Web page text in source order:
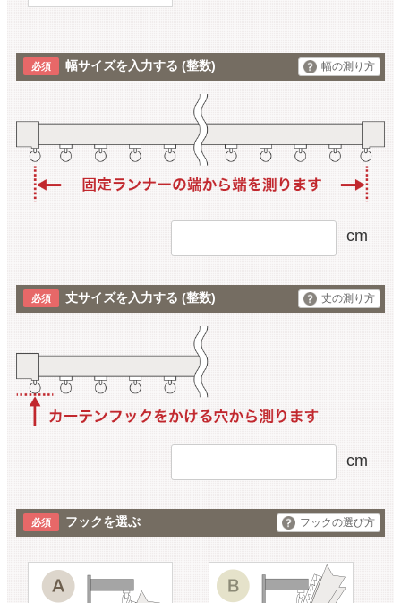
幅サイズを入力する (整数) 幅の測り方
cm
丈サイズを入力する (整数) 丈の測り方
cm
フックを選ぶ フックの選び方